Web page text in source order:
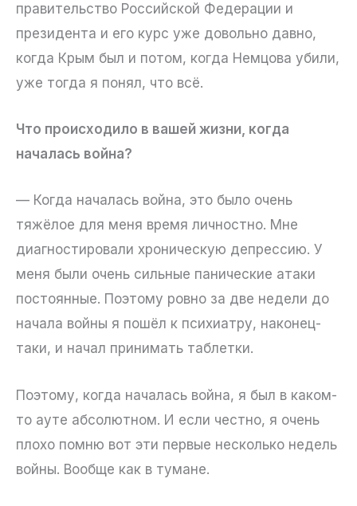
правительство Российской Федерации и
президента и его курс уже довольно давно,
когда Крым был и потом, когда Немцова убили,
уже тогда я понял, что всё.
Что происходило в вашей жизни, когда
началась война?
— Когда началась война, это было очень
тяжёлое для меня время личностно. Мне
диагностировали хроническую депрессию. У
меня были очень сильные панические атаки
постоянные. Поэтому ровно за две недели до
начала войны я пошёл к психиатру, наконец-
таки, и начал принимать таблетки.
Поэтому, когда началась война, я был в каком-
то ауте абсолютном. И если честно, я очень
плохо помню вот эти первые несколько недель
войны. Вообще как в тумане.